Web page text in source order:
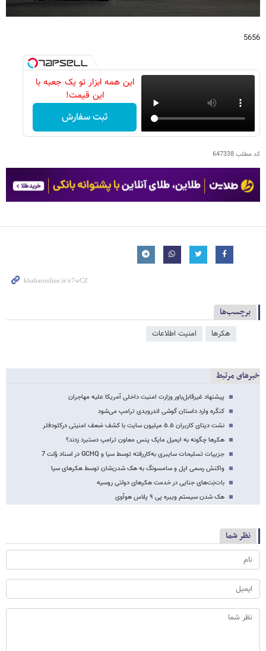
5656
این همه ابزار تو یک جعبه با
این قیمت!
ثبت سفارش
کد مطلب647338
برچسب‌ها
هکرها امنیت اطلاعات
خبرهای مرتبط
پیشنهاد غیرقابل‌باور وزارت امنیت داخلی آمریکا علیه مهاجران
کنگره وارد داستان گوشی اندرویدی ترامپ می‌شود
نشت دیتای کاربران ۵.۵ میلیون سایت با کشف ضعف امنیتی درکلودفلر
هکرها چگونه به ایمیل مایک پنس معاون ترامپ دستبرد زدند؟
جزییات تسلیحات سایبری به‌کاررفته توسط سیا و GCHQ در اسناد وُلت 7
واکنش رسمی اپل و سامسونگ به هک شدن‌شان توسط هکرهای سیا
بات‌نِت‌های جنایی در خدمت هکرهای دولتی روسیه
هک شدن سیستم ویبره پی ۹ پلاس هوآوی
نظر شما